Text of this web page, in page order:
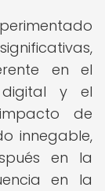
en el
y el
de
innegable,
en la
en la